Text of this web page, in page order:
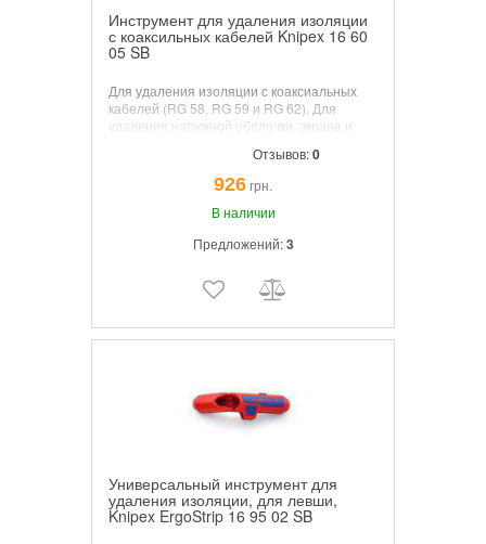
Инструмент для удаления изоляции
с коаксильных кабелей Knipex 16 60
05 SB
Для удаления изоляции с коаксиальных
кабелей (RG 58, RG 59 и RG 62). Для
удаления наружной оболочки, экрана и
Отзывов:0
926грн.
В наличии
Предложений:3
Универсальный инструмент для
удаления изоляции, для левши,
Knipex ErgoStrip 16 95 02 SB